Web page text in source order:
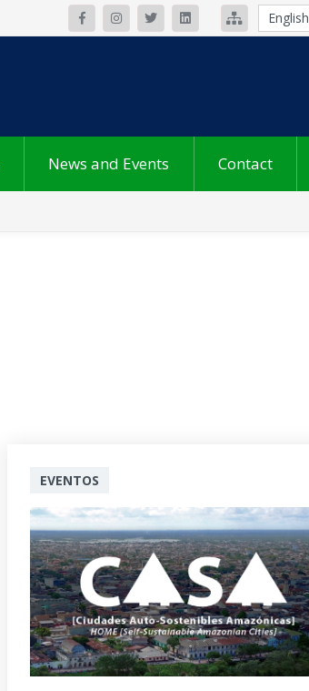
English
News and Events Contact
EVENTOS